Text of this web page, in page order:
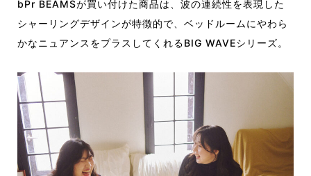
bPr BEAMSが買い付けた商品は、波の連続性を表現した
シャーリングデザインが特徴的で、ベッドルームにやわら
かなニュアンスをプラスしてくれるBIG WAVEシリーズ。